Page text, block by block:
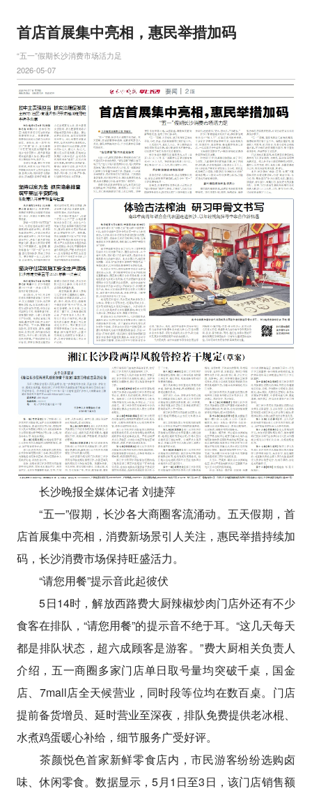
首店首展集中亮相，惠民举措加码
“五一”假期长沙消费市场活力足
2026-05-07
长沙晚报全媒体记者 刘捷萍
“五一”假期，长沙各大商圈客流涌动。五天假期，首
店首展集中亮相，消费新场景引人关注，惠民举措持续加
码，长沙消费市场保持旺盛活力。
“请您用餐”提示音此起彼伏
5日14时，解放西路费大厨辣椒炒肉门店外还有不少
食客在排队，“请您用餐”的提示音不绝于耳。“这几天每天
都是排队状态，超六成顾客是游客。”费大厨相关负责人
介绍，五一商圈多家门店单日取号量均突破千桌，国金
店、7mall店全天候营业，同时段等位均在数百桌。门店
提前备货增员、延时营业至深夜，排队免费提供老冰棍、
水煮鸡蛋暖心补给，细节服务广受好评。
茶颜悦色首家新鲜零食店内，市民游客纷纷选购卤
味、休闲零食。数据显示，5月1日至3日，该门店销售额